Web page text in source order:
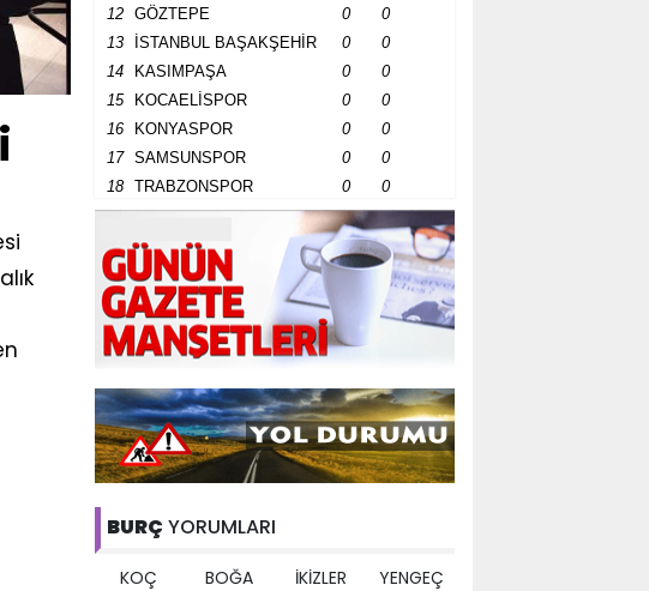
12
GÖZTEPE 0
0
13
İSTANBUL BAŞAKŞEHİR 0
0
14
KASIMPAŞA 0
0
15
KOCAELİSPOR 0
0
16
KONYASPOR 0
0
17
SAMSUNSPOR 0
0
18
TRABZONSPOR 0 0
BURÇ YORUMLARI
KOÇ BOĞA İKİZLER YENGEÇ